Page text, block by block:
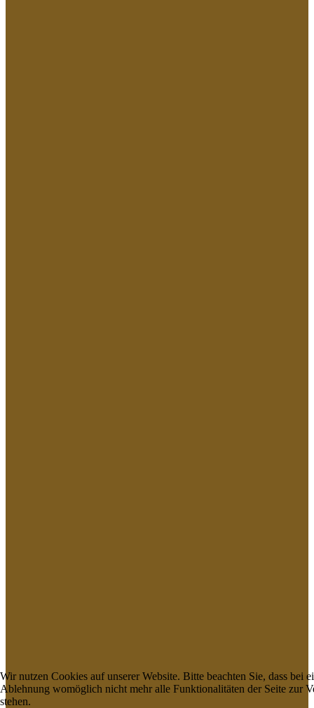
Wir nutzen Cookies auf unserer Website. Bitte beachten Sie, dass bei
Ablehnung womöglich nicht mehr alle Funktionalitäten der Seite zur
stehen.